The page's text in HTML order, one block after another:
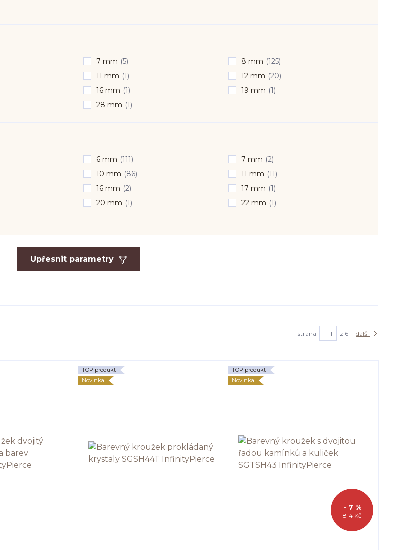
Upřesnit parametry
7 mm (5) 8 mm (125)
11 mm (1) 12 mm (20)
16 mm (1) 19 mm (1)
28 mm (1)
6 mm (111) 7 mm (2)
10 mm (86) 11 mm (11)
16 mm (2) 17 mm (1)
20 mm (1) 22 mm (1)
strana z 6 další
TOP produkt
Novinka
TOP produkt
Novinka
814 Kč
- 7 %